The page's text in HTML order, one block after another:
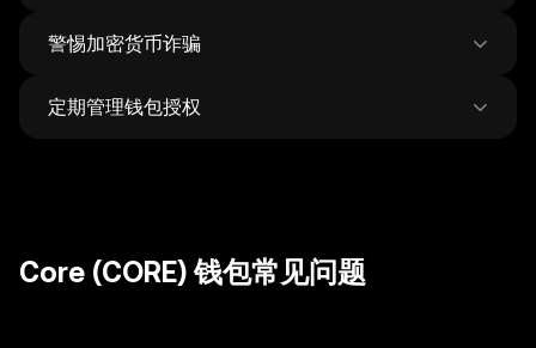
在联网设备上保存助记词存在风险，请使用线下
何人。
警惕加密货币诈骗
定期管理钱包授权
Core (CORE) 钱包常见问题